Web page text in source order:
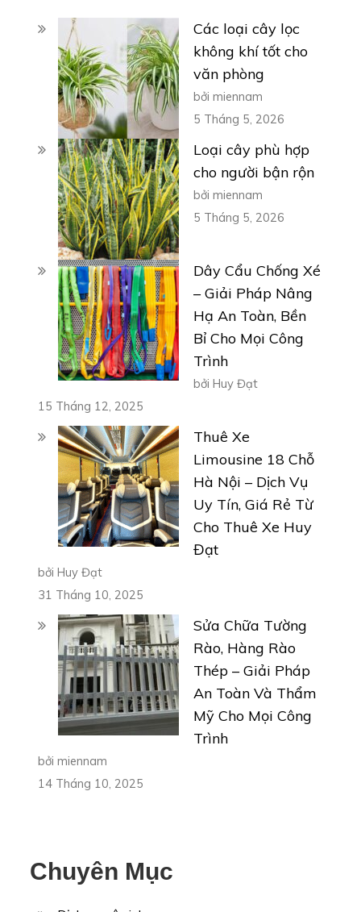
Các loại cây lọc
không khí tốt cho
văn phòng
bởi miennam
5 Tháng 5, 2026
Loại cây phù hợp
cho người bận rộn
bởi miennam
5 Tháng 5, 2026
Dây Cẩu Chống Xé
– Giải Pháp Nâng
Hạ An Toàn, Bền
Bỉ Cho Mọi Công
Trình
bởi Huy Đạt
15 Tháng 12, 2025
Thuê Xe
Limousine 18 Chỗ
Hà Nội – Dịch Vụ
Uy Tín, Giá Rẻ Từ
Cho Thuê Xe Huy
Đạt
bởi Huy Đạt
31 Tháng 10, 2025
Sửa Chữa Tường
Rào, Hàng Rào
Thép – Giải Pháp
An Toàn Và Thẩm
Mỹ Cho Mọi Công
Trình
bởi miennam
14 Tháng 10, 2025
Chuyên Mục